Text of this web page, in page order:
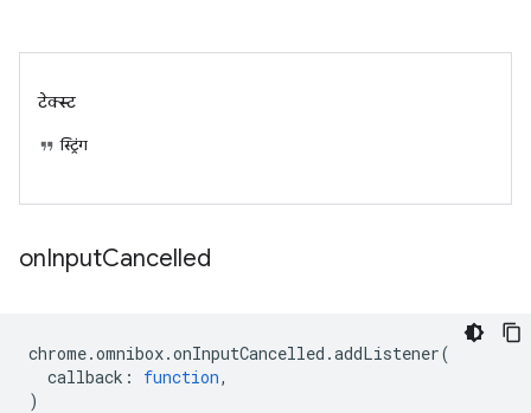
टेक्स्ट
स्ट्रिंग
onInputCancelled
chrome.omnibox.onInputCancelled .addListener(
callback : function,
)